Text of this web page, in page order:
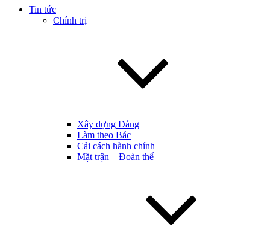
Tin tức
Chính trị
Xây dựng Đảng
Làm theo Bác
Cải cách hành chính
Mặt trận – Đoàn thể